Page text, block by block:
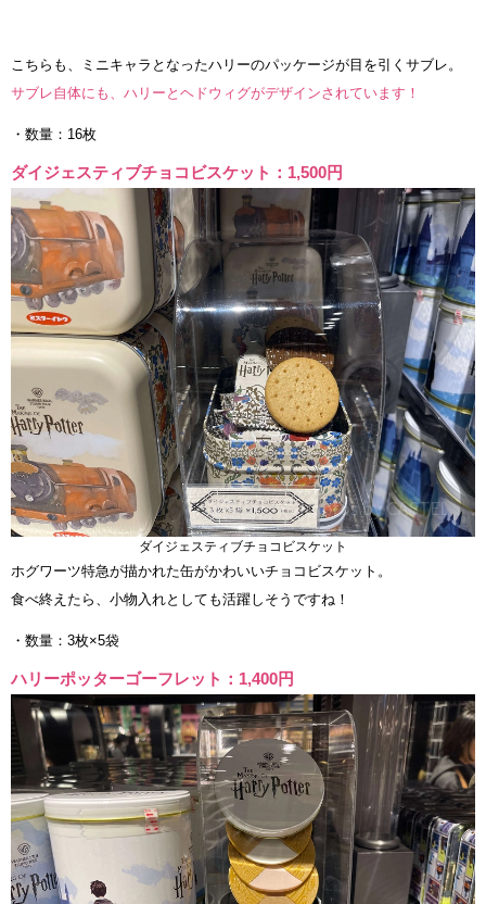
こちらも、ミニキャラとなったハリーのパッケージが目を引くサブレ。
サブレ自体にも、ハリーとヘドウィグがデザインされています！
・数量：16枚
ダイジェスティブチョコビスケット：1,500円
ダイジェスティブチョコビスケット
ホグワーツ特急が描かれた缶がかわいいチョコビスケット。
食べ終えたら、小物入れとしても活躍しそうですね！
・数量：3枚×5袋
ハリーポッターゴーフレット：1,400円